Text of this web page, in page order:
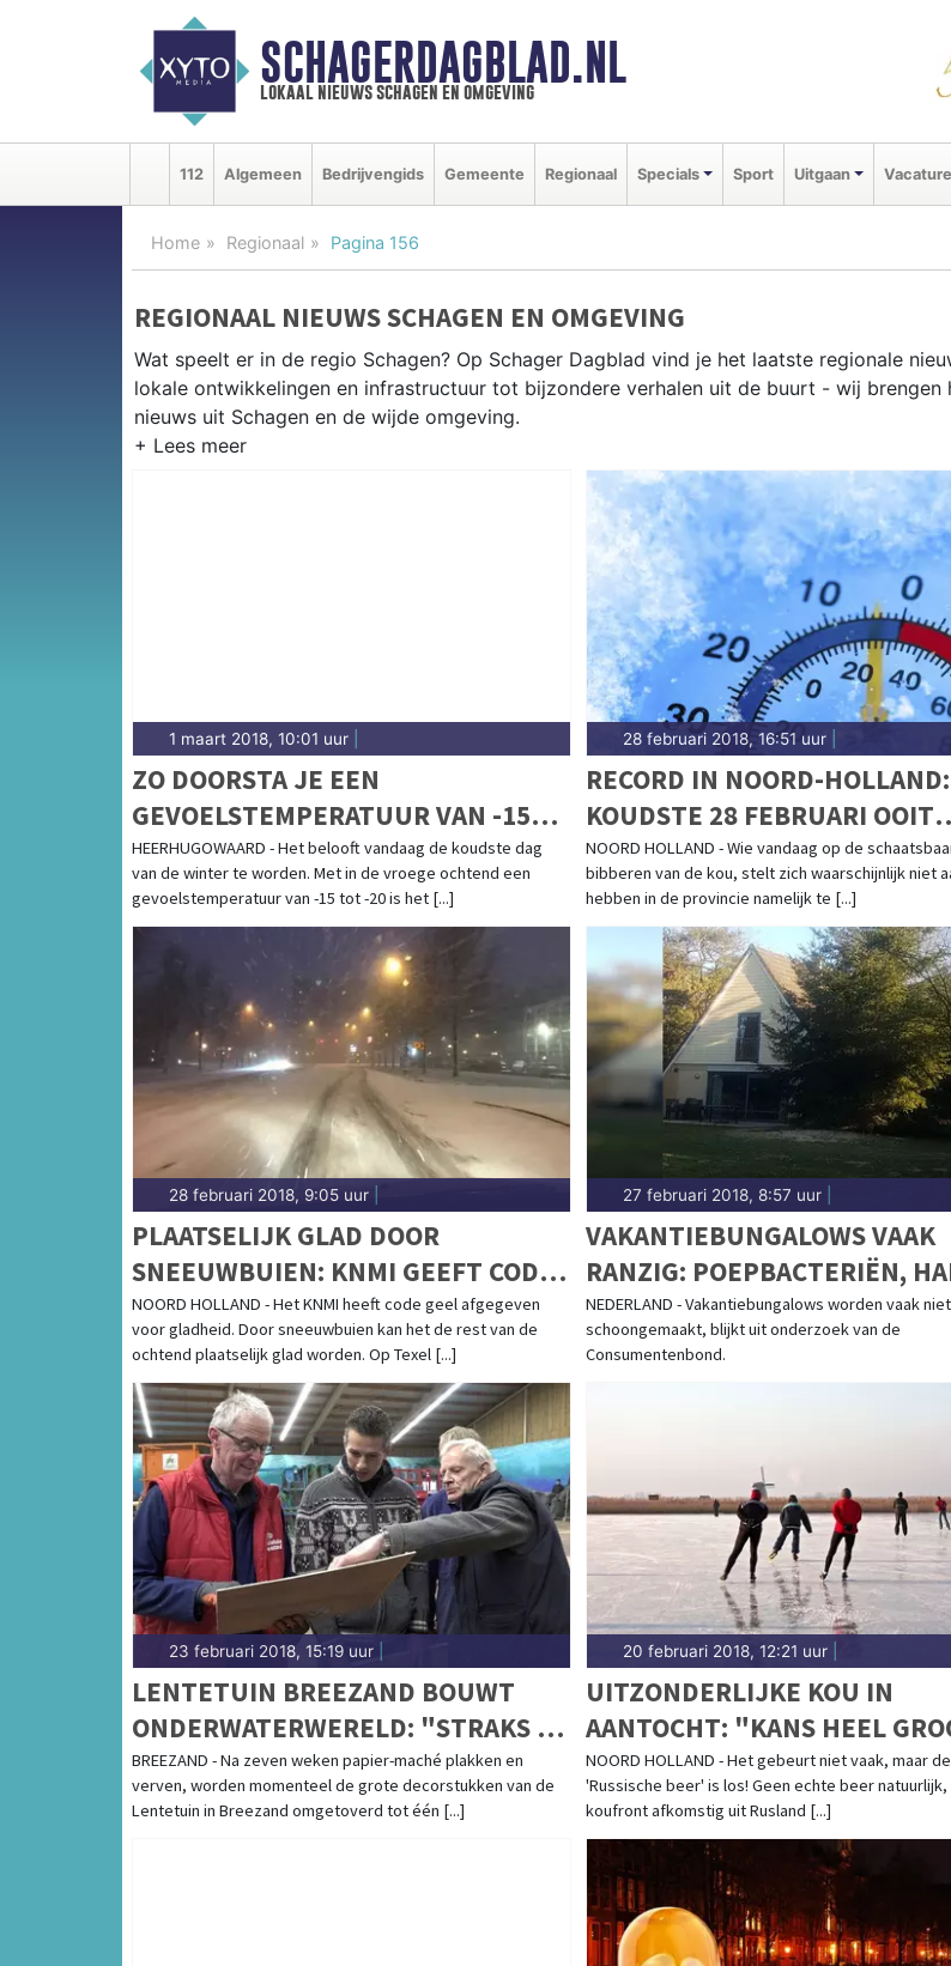
SCHAGERDAGBLAD.NL
lokaal nieuws schagen en omgeving
112 Algemeen Bedrijvengids Gemeente Regionaal Specials Sport Uitgaan
Home Regionaal Pagina 156
REGIONAAL NIEUWS SCHAGEN EN OMGEVING
Wat speelt er in de regio Schagen? Op Schager Dagblad vind je het laatste regionale
lokale ontwikkelingen en infrastructuur tot bijzondere verhalen uit de buurt - wij brengen
nieuws uit Schagen en de wijde omgeving.
Naast Schagen volgen wij ook het nieuws uit Den Helder, Hollands Kroon, Texel en andere
1 maart 2018, 10:01 uur
ZO DOORSTA JE EEN
GEVOELSTEMPERATUUR VAN -15
TOT -20 GRADEN!
HEERHUGOWAARD - Het belooft vandaag de koudste dag
van de winter te worden. Met in de vroege ochtend een
gevoelstemperatuur van -15 tot -20 is het [...]
28 februari 2018, 16:51 uur|
RECORD IN NOORD-HOLLAND:
KOUDSTE 28 FEBRUARI OOIT
GEMETEN
NOORD HOLLAND - Wie vandaag op de
bibberen van de kou, stelt zich waarschijnlijk niet
hebben in de provincie namelijk te [...]
28 februari 2018, 9:05 uur
PLAATSELIJK GLAD DOOR
SNEEUWBUIEN: KNMI GEEFT CODE
GEEL AF
NOORD HOLLAND - Het KNMI heeft code geel afgegeven
voor gladheid. Door sneeuwbuien kan het de rest van de
ochtend plaatselijk glad worden. Op Texel [...]
27 februari 2018, 8:57 uur|
VAKANTIEBUNGALOWS VAAK
RANZIG: POEPBACTERIËN,
SCHIMMELS, BEESTJES EN
NEDERLAND - Vakantiebungalows worden vaak
schoongemaakt, blijkt uit onderzoek van de
Consumentenbond.
23 februari 2018, 15:19 uur
LENTETUIN BREEZAND BOUWT
ONDERWATERWERELD: "STRAKS DE
BLOEMEN ERIN, PRACHTIG
GEHEEL"
BREEZAND - Na zeven weken papier-maché plakken en
verven, worden momenteel de grote decorstukken van de
Lentetuin in Breezand omgetoverd tot één [...]
20 februari 2018, 12:21 uur|
UITZONDERLIJKE KOU IN
AANTOCHT: "KANS HEEL
DAT WE KUNNEN SCHAATSEN"
NOORD HOLLAND - Het gebeurt niet vaak, maar de
'Russische beer' is los! Geen echte beer natuurlijk,
koufront afkomstig uit Rusland [...]